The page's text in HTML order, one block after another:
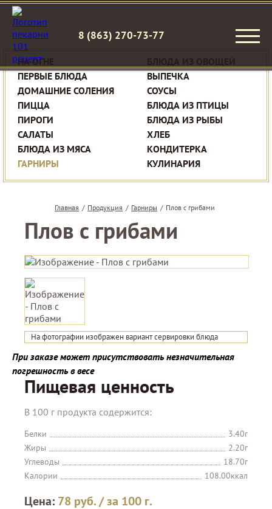
8 (863) 270-73-77
НА ОГНЕ
ПЕРВЫЕ БЛЮДА
ДОМАШНИЕ СОЛЕНИЯ
ПИЦЦА
ПИРОГИ
САЛАТЫ
БЛЮДА ИЗ МЯСА
ГАРНИРЫ
ВЫПЕЧКА
СОУСЫ
БЛЮДА ИЗ ПТИЦЫ
БЛЮДА ИЗ РЫБЫ
ХЛЕБ
КОНДИТЕРКА
КУЛИНАРИЯ
Главная / Продукция / Гарниры / Плов с грибами
Плов с грибами
На фотографии изображен вариант сервировки блюда
При заказе может присутствовать незначительная
погрешность в весе
Пищевая ценность
В 100 г продукта содержится:
Белки
3.40г
Жиры
2.20г
Углеводы
18.70г
Калории
108.00ккал
Цена: 78 руб./ за 100 г.